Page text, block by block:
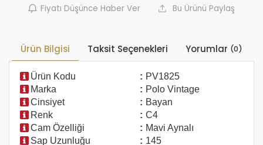
Fiyatı Düşünce Haber Ver Bu Ürünü Paylaş
Ürün Bilgisi Taksit Seçenekleri Yorumlar (0)
Ürün Kodu : PV1825
Marka
: Polo Vintage
Cinsiyet
: Bayan
Renk
: C4
Cam Özelliği
: Mavi Aynalı
Sap Uzunluğu
: 145